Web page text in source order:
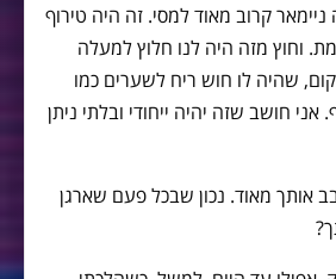
קרוב מאוד למסי. זה היה טירוף
וחוץ מזה היה לנו חלוץ למעלה
שהיה לו חוש ריח לשערים כמו
חושב שזה יהיה ייחודי ובלתי ניתן
אותך מאוד. נכון שבכל פעם שארגן